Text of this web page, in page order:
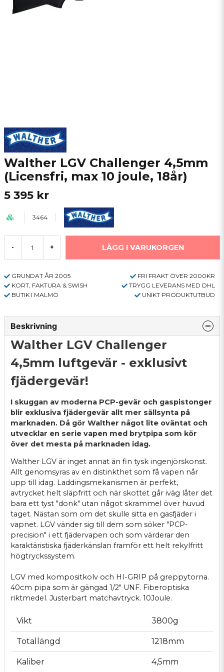
Walther LGV Challenger 4,5mm
(Licensfri, max 10 joule, 18år)
5 395 kr
3464
- + LÄGG I VARUKORGEN
GRUNDAT ÅR 2005
FRI FRAKT ÖVER 2000KR
KORT, FAKTURA & SWISH
TRYGG LEVERANS MED DHL
BUTIK I MALMÖ
UNIKT PRODUKTUTBUD
Beskrivning
Walther LGV Challenger
4,5mm luftgevär - exklusivt
fjädergevär!
I skuggan av moderna PCP-gevär och gaspistonger
blir exklusiva fjädergevär allt mer sällsynta på
marknaden. Då gör Walther något lite oväntat och
utvecklar en serie vapen med brytpipa som kör
över det mesta på marknaden idag.
Walther LGV är inget annat än fin tysk ingenjörskonst.
Allt genomsyras av en distinkthet som få vapen når
upp till idag. Laddingsmekanismen är perfekt,
avtrycket helt släpfritt och när skottet går iväg låter det
bara ett tyst "donk" utan något skrammel över huvud
taget. Nästan som om det skulle sitta en gasfjäder i
vapnet. LGV vänder sig till dem som söker "PCP-
precision" i ett fjädervapen och som värderar den
karaktäristiska fjäderkänslan framför ett helt rekylfritt
högtryckssystem.
LGV med kompositkolv och HI-GRIP på greppytorna.
40cm pipa som är gängad 1/2" UNF. Fiberoptiska
riktmedel. Justerbart matchavtryck. 10Joule.
Vikt 3800g
Totallängd 1218mm
Kaliber 4,5mm